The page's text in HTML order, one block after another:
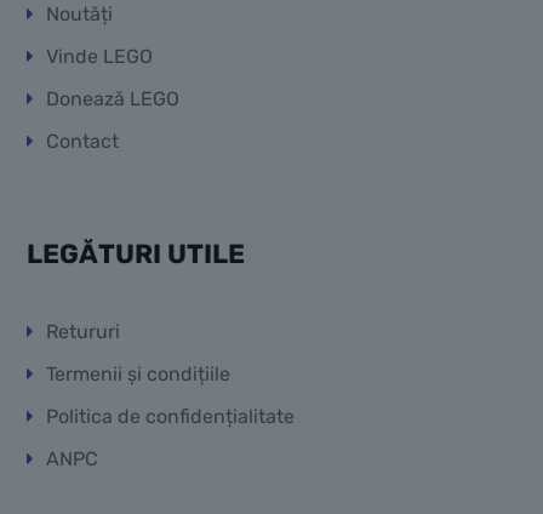
Noutăți
Vinde LEGO
Donează LEGO
Contact
LEGĂTURI UTILE
Retururi
Termenii și condițiile
Politica de confidențialitate
ANPC